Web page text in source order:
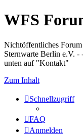
WFS
Nichtöffentliches
Sternwarte Berlin e.V. -
unten auf "Kontakt"
Zum Inhalt
Schnellzugriff
FAQ
Anmelden